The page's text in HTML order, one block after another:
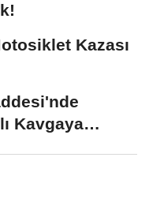
Kazası
Kavgaya